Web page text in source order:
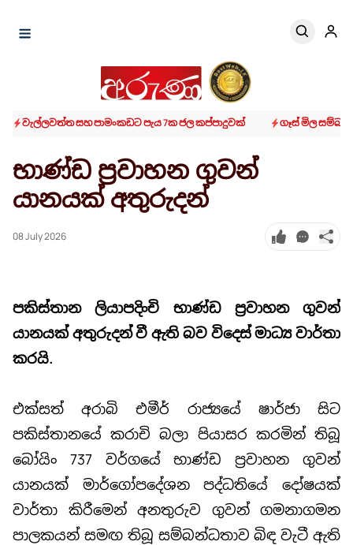
වැල්ලවත්ත සහ පාමංකඩට පැය 7ක ජල කප්පාදුවක් ගෑස් මිල
භාණ්ඩ ප්‍රවාහන ගුවන්
යානයක් අතුරුදන්
08 July 2026
පකිස්තාන ලියාපදිංචි භාණ්ඩ ප්‍රවාහන ගුවන්
යානයක් අතුරුදන් වී ඇති බව විදෙස් මාධ්‍ය වාර්තා
කරයි.
එක්සත් අරාබි එමීර් රාජ්‍යයේ ෂාර්ජා සිට
පකිස්තානයේ කරාචි බලා පියාසර කරමින් තිබූ
බෝයිං 737 වර්ගයේ භාණ්ඩ ප්‍රවාහන ගුවන්
යානයක් මාර්ගෝපදේශන පද්ධතියේ දෝෂයක්
වාර්තා කිරීමෙන් අනතුරුව ගුවන් ගමනාගමන
පාලකයන් සමඟ තිබූ සම්බන්ධතාව බිඳ වැටී ඇති